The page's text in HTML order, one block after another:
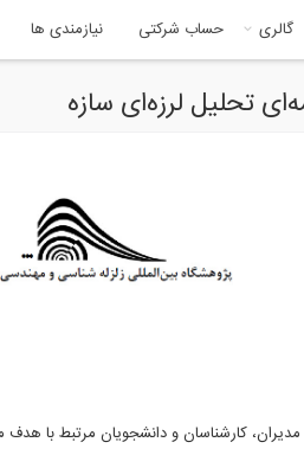
گالری حساب شرکتی نیازمندی ها
تحلیل لرزه‌ای سازه
کارشناسان و دانشجویان مرتبط با هدف